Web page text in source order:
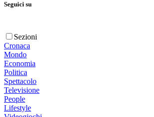
Seguici su
Sezioni
Cronaca
Mondo
Economia
Politica
Spettacolo
Televisione
People
Lifestyle